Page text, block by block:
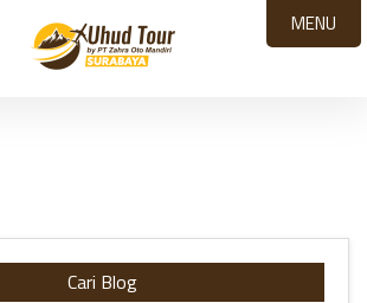
Cari Blog
MENU